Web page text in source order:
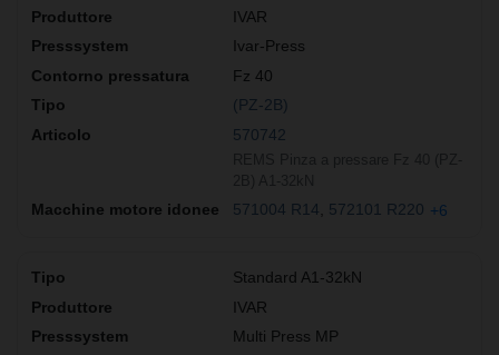
IVAR
Ivar-Press
Fz 40
(PZ-2B)
570742
571004 R14 572101 R220 +6
Standard A1-32kN
IVAR
Multi Press MP